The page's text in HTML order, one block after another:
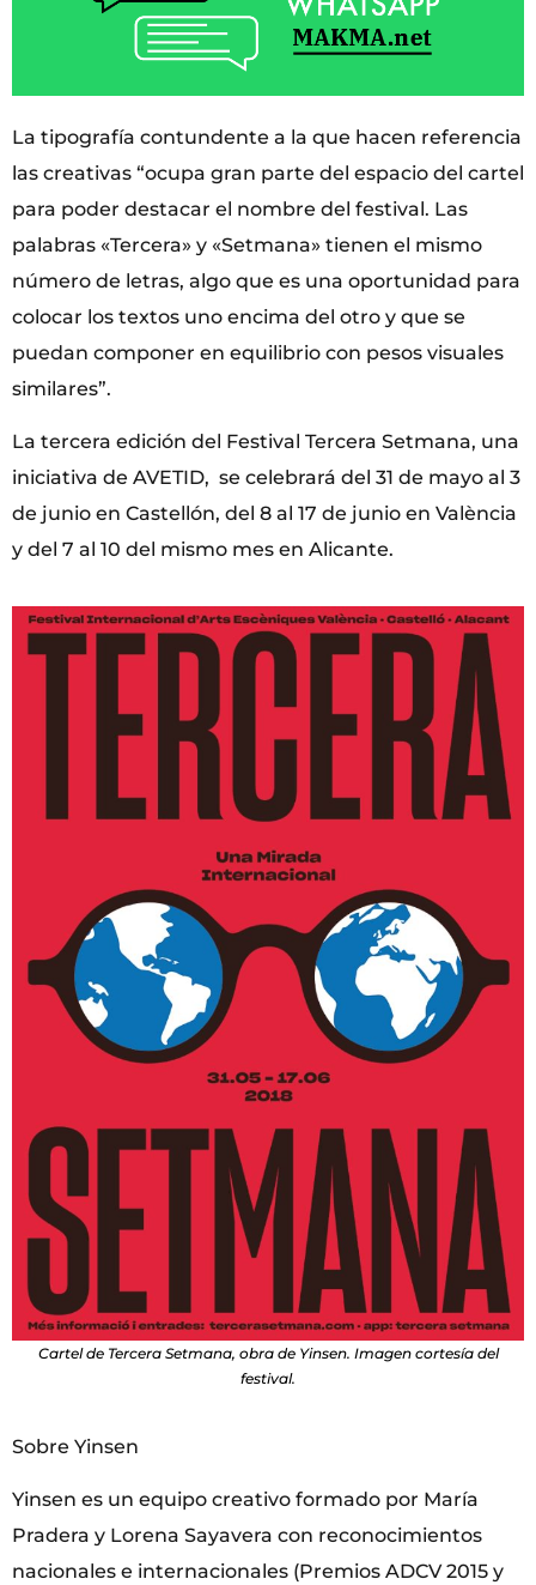
La tipografía contundente a la que hacen referencia
las creativas “ocupa gran parte del espacio del cartel
para poder destacar el nombre del festival. Las
palabras «Tercera» y «Setmana» tienen el mismo
número de letras, algo que es una oportunidad para
colocar los textos uno encima del otro y que se
puedan componer en equilibrio con pesos visuales
similares”.
La tercera edición del Festival Tercera Setmana, una
iniciativa de AVETID, se celebrará del 31 de mayo al 3
de junio en Castellón, del 8 al 17 de junio en València
y del 7 al 10 del mismo mes en Alicante.
Cartel de Tercera Setmana, obra de Yinsen. Imagen cortesía del
festival.
Sobre Yinsen
Yinsen es un equipo creativo formado por María
Pradera y Lorena Sayavera con reconocimientos
nacionales e internacionales (Premios ADCV 2015 y